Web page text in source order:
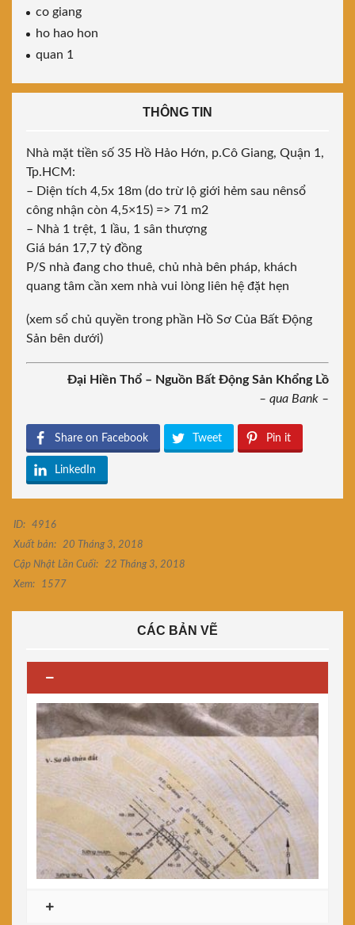
co giang
ho hao hon
quan 1
THÔNG TIN
Nhà mặt tiền số 35 Hồ Hảo Hớn, p.Cô Giang, Quận 1,
Tp.HCM:
– Diện tích 4,5x 18m (do trừ lộ giới hẻm sau nênsổ
công nhận còn 4,5×15) => 71 m2
– Nhà 1 trệt, 1 lầu, 1 sân thượng
Giá bán 17,7 tỷ đồng
P/S nhà đang cho thuê, chủ nhà bên pháp, khách
quang tâm cần xem nhà vui lòng liên hệ đặt hẹn
(xem sổ chủ quyền trong phần Hồ Sơ Của Bất Động
Sản bên dưới)
Đại Hiền Thổ – Nguồn Bất Động Sản Khổng Lồ
– qua Bank –
Share on Facebook Tweet Pin it
LinkedIn
ID:
4916
Xuất bản:
20 Tháng 3, 2018
Cập Nhật Lần Cuối:
22 Tháng 3, 2018
Xem:
1577
CÁC BẢN VẼ